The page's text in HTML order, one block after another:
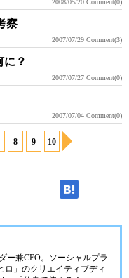
2008/05/20 Comment(0)
察
2007/07/29 Comment(3)
に？
2007/07/27 Comment(0)
2007/07/04 Comment(0)
8 9 10
-
ー兼CEO。ソーシャルプラ
ロ」のクリエイティブディ